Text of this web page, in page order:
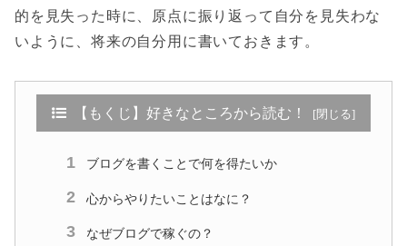
的を見失った時に、原点に振り返って自分を見失わな
いように、将来の自分用に書いておきます。
【もくじ】好きなところから読む！
ブログを書くことで何を得たいか
心からやりたいことはなに？
なぜブログで稼ぐの？